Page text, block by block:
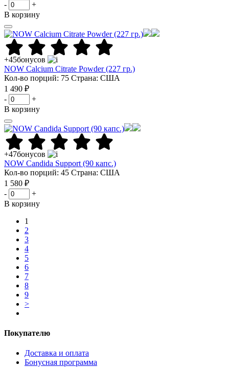
-
+
В корзину
+45бонусов
NOW Calcium Citrate Powder (227 гр.)
Кол-во порций: 75 Страна: США
1 490 ₽
-
+
В корзину
+47бонусов
NOW Candida Support (90 капс.)
Кол-во порций: 45 Страна: США
1 580 ₽
-
+
В корзину
1
2
3
4
5
6
7
8
9
>
Покупателю
Доставка и оплата
Бонусная программа